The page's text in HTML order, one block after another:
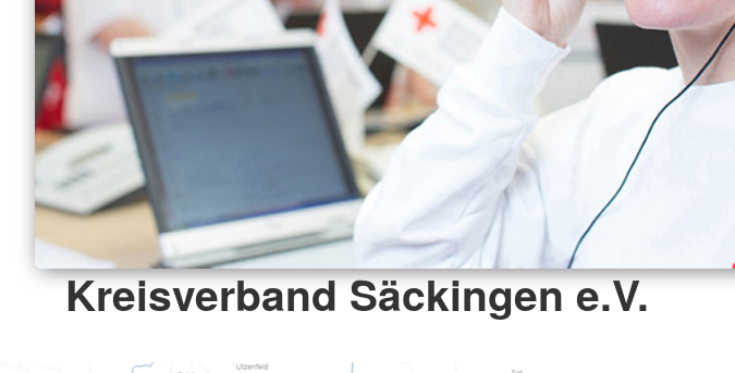
Kreisverband Säckingen e.V.